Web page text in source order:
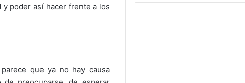
poder así hacer frente a los
que ya no hay causa